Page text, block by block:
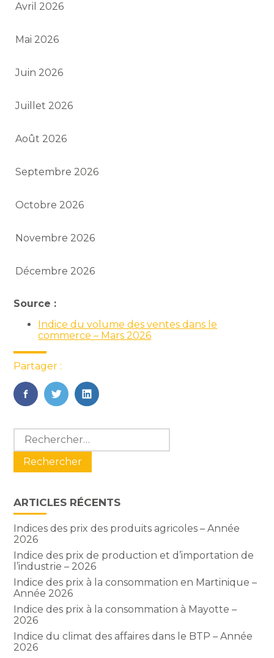
Avril 2026
Mai 2026
Juin 2026
Juillet 2026
Août 2026
Septembre 2026
Octobre 2026
Novembre 2026
Décembre 2026
Source :
Indice du volume des ventes dans le
commerce – Mars 2026
Partager :
FaceBook
TwitterLinkedIn
Blog
sidebar
Rechercher :
ARTICLES RÉCENTS
Indices des prix des produits agricoles – Année
2026
Indice des prix de production et d’importation de
l’industrie – 2026
Indice des prix à la consommation en Martinique –
Année 2026
Indice des prix à la consommation à Mayotte –
2026
Indice du climat des affaires dans le BTP – Année
2026